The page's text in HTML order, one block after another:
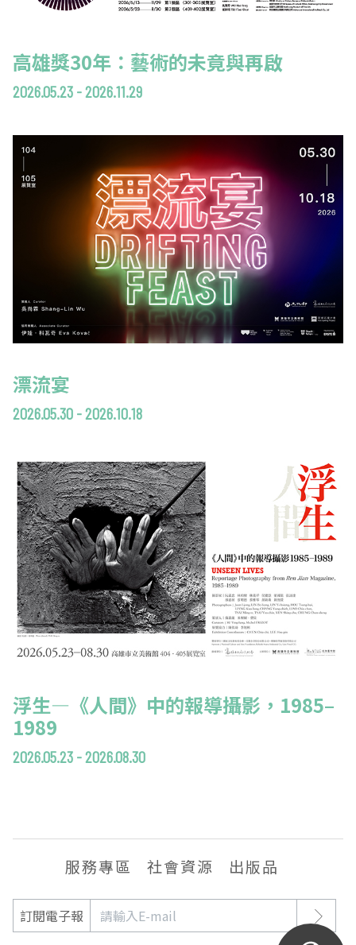
高雄獎30年：藝術的未竟與再啟
2026.05.23 - 2026.11.29
漂流宴
2026.05.30 - 2026.10.18
浮生—《人間》中的報導攝影，1985–
1989
2026.05.23 - 2026.08.30
服務專區 社會資源 出版品
訂閱電子報